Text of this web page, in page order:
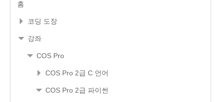
홈
코딩 도장
강좌
COS Pro
COS Pro 2급 C 언어
COS Pro 2급 파이썬